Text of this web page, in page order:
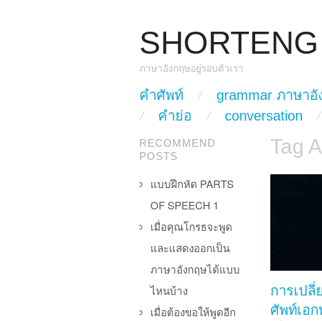
SHORTENG
ภาษาอังกฤษอยู่รอบตัวเรา
Main Menu
skip to content
คำศัพท์ grammar ภาษาอั
คำย่อ
conversation
Tag
การเปลี่
ศัพท์เอ
RECOMMEND
POSTS
แบบฝึกหัด PARTS
OF SPEECH 1
เมื่อคุณโกรธจะพูด
และแสดงออกเป็น
ภาษาอังกฤษได้แบบ
ไหนบ้าง
เมื่อต้องขอให้พูดอีก